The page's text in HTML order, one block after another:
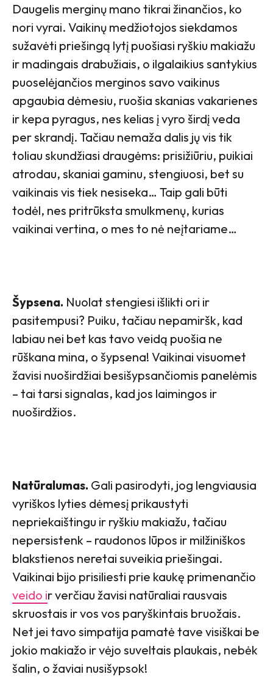
Daugelis merginų mano tikrai žinančios, ko
nori vyrai. Vaikinų medžiotojos siekdamos
sužavėti priešingą lytį puošiasi ryškiu makiažu
ir madingais drabužiais, o ilgalaikius santykius
puoselėjančios merginos savo vaikinus
apgaubia dėmesiu, ruošia skanias vakarienes
ir kepa pyragus, nes kelias į vyro širdį veda
per skrandį. Tačiau nemaža dalis jų vis tik
toliau skundžiasi draugėms: prisižiūriu, puikiai
atrodau, skaniai gaminu, stengiuosi, bet su
vaikinais vis tiek nesiseka… Taip gali būti
todėl, nes pritrūksta smulkmenų, kurias
vaikinai vertina, o mes to nė neįtariame…
Šypsena. Nuolat stengiesi išlikti ori ir
pasitempusi? Puiku, tačiau nepamiršk, kad
labiau nei bet kas tavo veidą puošia ne
rūškana mina, o šypsena! Vaikinai visuomet
žavisi nuoširdžiai besišypsančiomis panelėmis
– tai tarsi signalas, kad jos laimingos ir
nuoširdžios.
Natūralumas. Gali pasirodyti, jog lengviausia
vyriškos lyties dėmesį prikaustyti
nepriekaištingu ir ryškiu makiažu, tačiau
nepersistenk – raudonos lūpos ir milžiniškos
blakstienos neretai suveikia priešingai.
Vaikinai bijo prisiliesti prie kaukę primenančio
veido ir verčiau žavisi natūraliai rausvais
skruostais ir vos vos paryškintais bruožais.
Net jei tavo simpatija pamatė tave visiškai be
jokio makiažo ir vėjo suveltais plaukais, nebėk
šalin, o žaviai nusišypsok!